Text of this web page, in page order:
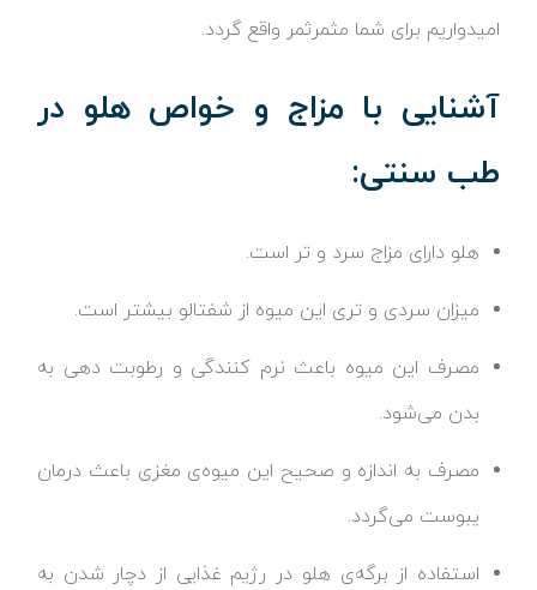
امیدواریم برای شما مثمرثمر واقع گردد.
آشنایی با مزاج و خواص هلو در
طب سنتی:
هلو دارای مزاج سرد و تر است.
میزان سردی و تری این میوه از شفتالو بیشتر است.
مصرف این میوه باعث نرم کنندگی و رطوبت دهی به
بدن می‌شود.
مصرف به اندازه و صحیح این میوه‌ی مغزی باعث درمان
یبوست می‌گردد.
استفاده از برگه‌ی هلو در رژیم غذایی از دچار شدن به